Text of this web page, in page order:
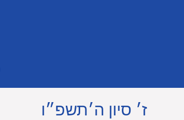
ז׳ סיון ה׳תשפ״ו